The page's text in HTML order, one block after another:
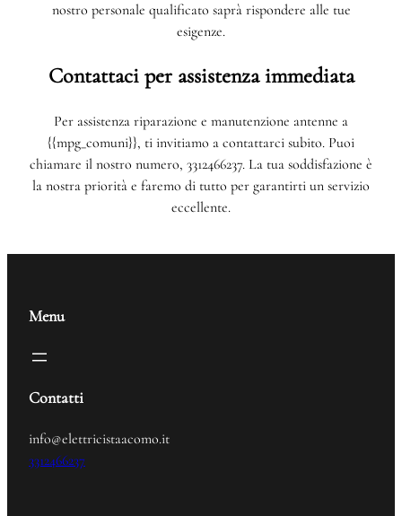
nostro personale qualificato saprà rispondere alle tue
esigenze.
Contattaci per assistenza immediata
Per assistenza riparazione e manutenzione antenne a
{{mpg_comuni}}, ti invitiamo a contattarci subito. Puoi
chiamare il nostro numero, 3312466237. La tua soddisfazione è
la nostra priorità e faremo di tutto per garantirti un servizio
eccellente.
Menu
Contatti
info@elettricistaacomo.it
3312466237